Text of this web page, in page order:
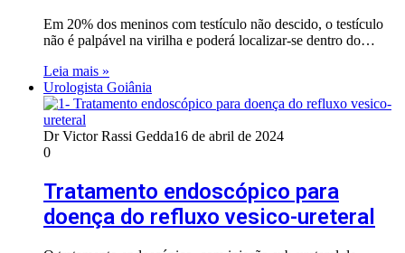
Em 20% dos meninos com testículo não descido, o testículo
não é palpável na virilha e poderá localizar-se dentro do…
Leia mais »
Urologista Goiânia
Dr Victor Rassi Gedda16 de abril de 2024
0
Tratamento endoscópico para
doença do refluxo vesico-ureteral